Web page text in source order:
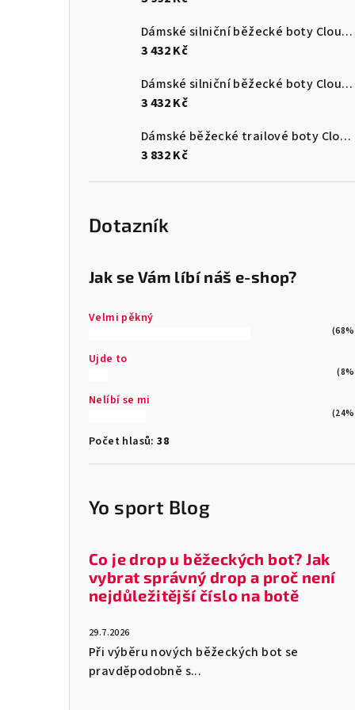
Dámské silniční běžecké boty Cloudsurfer Max
3 432 Kč
Dámské silniční běžecké boty Cloudsurfer Max
3 432 Kč
Dámské běžecké trailové boty Cloudultra 3
3 832 Kč
Dotazník
Jak se Vám líbí náš e-shop?
Velmi pěkný
Ujde to
Nelíbí se mi
Počet hlasů:38
Yo sport Blog
Co je drop u běžeckých bot? Jak
vybrat správný drop a proč není
nejdůležitější číslo na botě
29.7.2026
Při výběru nových běžeckých bot se
pravděpodobně s...